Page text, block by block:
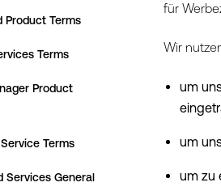
Product Terms
Terms
Product
Terms
Services General
für
Wir
um
um
um zu